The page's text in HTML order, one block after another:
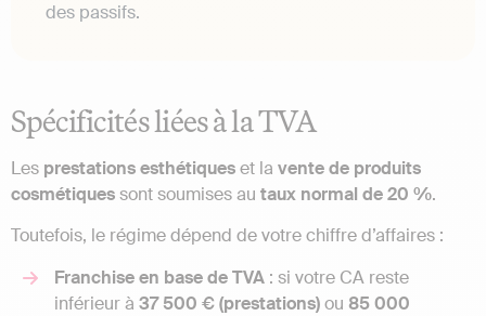
des passifs.
Spécificités liées à la TVA
Les prestations esthétiqueset la vente de produits
cosmétiquessont soumises au taux normal de 20 %.
Toutefois, le régime dépend de votre chiffre d’affaires :
Franchise en base de TVA : si votre CA reste
inférieur à 37 500 € (prestations)ou 85 000